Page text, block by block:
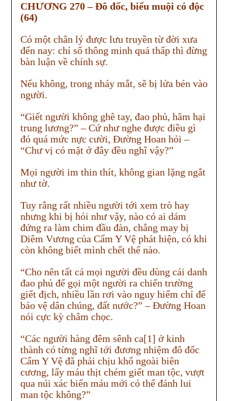
CHƯƠNG 270 – Đô đốc, biểu muội có độc
(64)
Có một chân lý được lưu truyền từ đời xưa
đến nay: chỉ số thông minh quá thấp thì đừng
bàn luận về chính sự.
Nếu không, trong nháy mắt, sẽ bị lửa bén vào
người.
“Giết người không ghê tay, đao phủ, hãm hại
trung lương?” – Cứ như nghe được điều gì
đó quá mức nực cười, Đường Hoan hỏi –
“Chư vị có mặt ở đây đều nghĩ vậy?”
Mọi người im thin thít, không gian lặng ngắt
như tờ.
Tuy rằng rất nhiều người tới xem trò hay
nhưng khi bị hỏi như vậy, nào có ai dám
đứng ra làm chim đầu đàn, chẳng may bị
Diêm Vương của Cẩm Y Vệ phát hiện, có khi
còn không biết mình chết thế nào.
“Cho nên tất cả mọi người đều dùng cái danh
đao phủ để gọi một người ra chiến trường
giết địch, nhiều lần rơi vào nguy hiểm chỉ để
bảo vệ dân chúng, đất nước?” – Đường Hoan
nói cực kỳ châm chọc.
“Các người hàng đêm sênh ca[1] ở kinh
thành có từng nghĩ tới đương nhiệm đô đốc
Cẩm Y Vệ đã phải chịu khổ ngoài biên
cương, lấy máu thịt chém giết man tộc, vượt
qua núi xác biển máu mới có thể đánh lui
man tộc không?”